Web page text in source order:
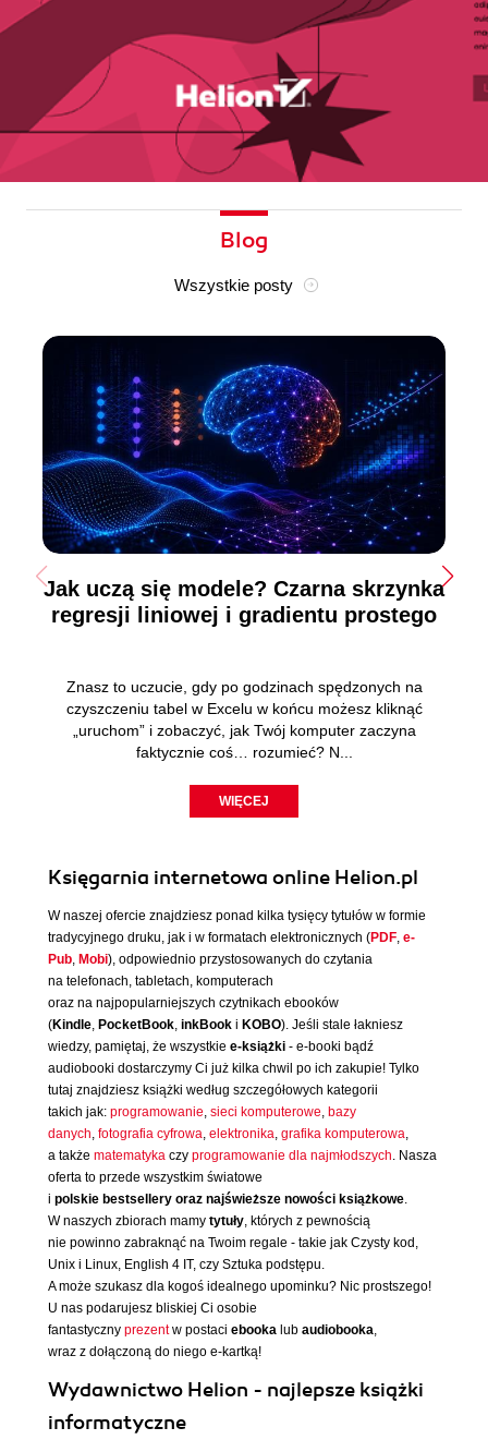
Blog
Wszystkie posty
Jak uczą się modele? Czarna skrzynka
regresji liniowej i gradientu prostego
Znasz to uczucie, gdy po godzinach spędzonych na
czyszczeniu tabel w Excelu w końcu możesz kliknąć
„uruchom” i zobaczyć, jak Twój komputer zaczyna
faktycznie coś… rozumieć? N...
WIĘCEJ
Księgarnia internetowa online Helion.pl
W naszej ofercie znajdziesz ponad kilka tysięcy tytułów w formie
tradycyjnego druku, jak i w formatach elektronicznych (PDF, e-
Pub, Mobi), odpowiednio przystosowanych do czytania
na telefonach, tabletach, komputerach
oraz na najpopularniejszych czytnikach ebooków
(Kindle, PocketBook, inkBook i KOBO). Jeśli stale łakniesz
wiedzy, pamiętaj, że wszystkie e-książki - e-booki bądź
audiobooki dostarczymy Ci już kilka chwil po ich zakupie! Tylko
tutaj znajdziesz książki według szczegółowych kategorii
takich jak: programowanie, sieci komputerowe, bazy
danych, fotografia cyfrowa, elektronika, grafika komputerowa,
a także matematyka czy programowanie dla najmłodszych. Nasza
oferta to przede wszystkim światowe
i polskie bestsellery oraz najświeższe nowości książkowe.
W naszych zbiorach mamy tytuły, których z pewnością
nie powinno zabraknąć na Twoim regale - takie jak Czysty kod,
Unix i Linux, English 4 IT, czy Sztuka podstępu.
A może szukasz dla kogoś idealnego upominku? Nic prostszego!
U nas podarujesz bliskiej Ci osobie
fantastyczny prezentw postaci ebooka lub audiobooka,
wraz z dołączoną do niego e-kartką!
Wydawnictwo Helion - najlepsze książki
informatyczne